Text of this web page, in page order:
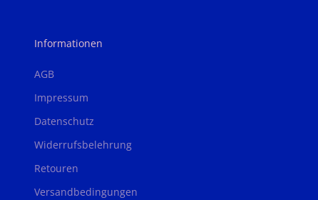
Informationen
AGB
Impressum
Datenschutz
Widerrufsbelehrung
Retouren
Versandbedingungen